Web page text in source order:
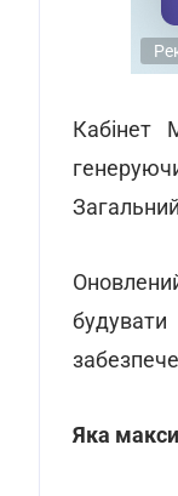
Кабінет
Яка